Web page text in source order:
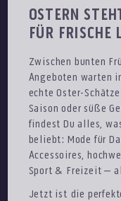
OSTERN
FÜR FRISCHE
Zwischen bunten
Angeboten warten
echte Oster-
Saison oder süße
findest Du alles,
beliebt: Mode für
Accessoires,
Sport & Freizeit –
Jetzt ist die